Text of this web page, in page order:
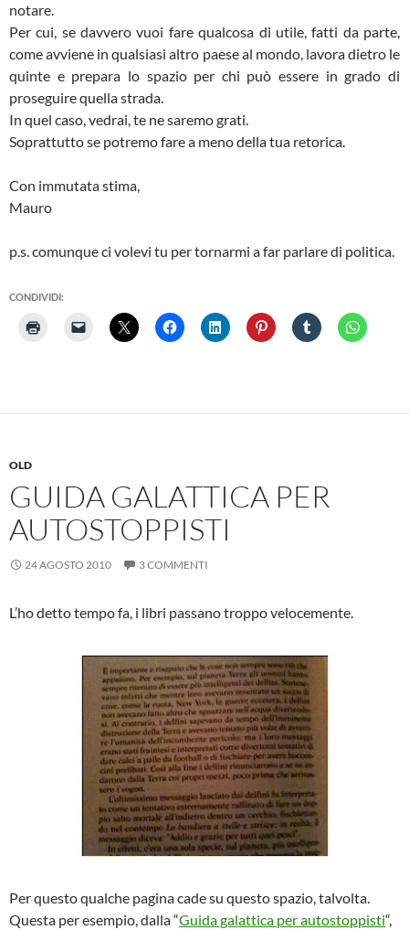
notare.
Per cui, se davvero vuoi fare qualcosa di utile, fatti da parte,
come avviene in qualsiasi altro paese al mondo, lavora dietro le
quinte e prepara lo spazio per chi può essere in grado di
proseguire quella strada.
In quel caso, vedrai, te ne saremo grati.
Soprattutto se potremo fare a meno della tua retorica.
Con immutata stima,
Mauro
p.s. comunque ci volevi tu per tornarmi a far parlare di politica.
CONDIVIDI:
OLD
GUIDA GALATTICA PER
AUTOSTOPPISTI
24 AGOSTO 2010 3 COMMENTI
L’ho detto tempo fa, i libri passano troppo velocemente.
Per questo qualche pagina cade su questo spazio, talvolta.
Questa per esempio, dalla “Guida galattica per autostoppisti“,